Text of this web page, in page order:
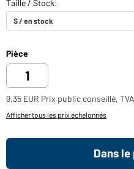
Pièce
9,35 EUR Prix public conseillé,
Afficher tous les prix échelonnés
Dans